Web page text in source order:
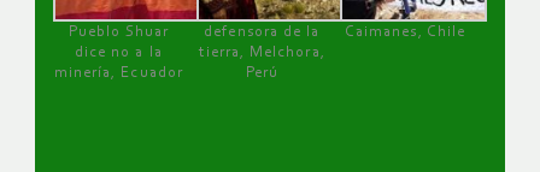
Pueblo Shuar
dice no a la
minería, Ecuador
defensora de la
tierra, Melchora,
Perú
Caimanes, Chile